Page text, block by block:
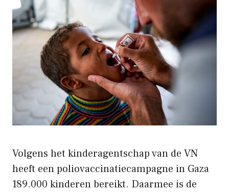
Volgens het kinderagentschap van de VN
heeft een poliovaccinatiecampagne in Gaza
189.000 kinderen bereikt. Daarmee is de